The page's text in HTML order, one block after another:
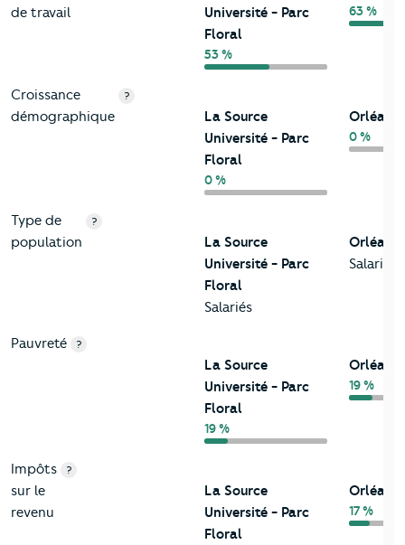
de travail
Université - Parc
Floral
53 %
63 %
Croissance
démographique
?
La Source
Université - Parc
Floral
0 %
Orléans
0 %
Type de
population
?
La Source
Université - Parc
Floral
Salariés
Orléans
Salariés
Pauvreté ?
La Source
Université - Parc
Floral
19 %
Orléans
19 %
Impôts
sur le
revenu
?
La Source
Université - Parc
Floral
Orléans
17 %